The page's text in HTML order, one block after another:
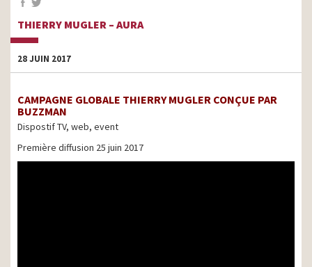
THIERRY MUGLER – AURA
28 JUIN 2017
CAMPAGNE GLOBALE THIERRY MUGLER CONÇUE PAR
BUZZMAN
Dispostif TV, web, event
Première diffusion 25 juin 2017